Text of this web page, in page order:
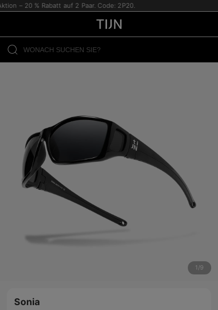
– 20 % Rabatt auf 2 Paar. Code: 2P20.
1 /9
Sonia